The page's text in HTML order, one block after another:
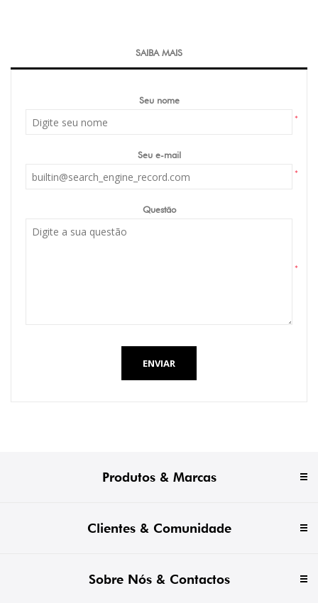
SAIBA MAIS
Seu nome
*
Seu e-mail
*
Questão
*
ENVIAR
Produtos & Marcas
Clientes & Comunidade
Sobre Nós & Contactos